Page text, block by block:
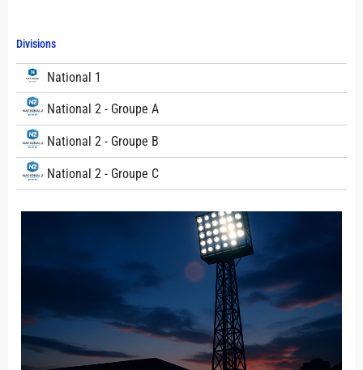
Divisions
National 1
National 2 - Groupe A
National 2 - Groupe B
National 2 - Groupe C